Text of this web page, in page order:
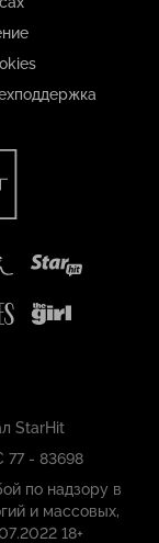
StarHit
- 83698
по надзору в
и массовых,
18+